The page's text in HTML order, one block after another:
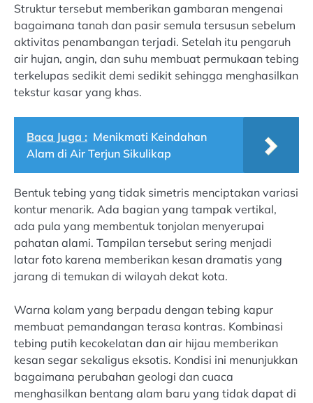
Struktur tersebut memberikan gambaran mengenai
bagaimana tanah dan pasir semula tersusun sebelum
aktivitas penambangan terjadi. Setelah itu pengaruh
air hujan, angin, dan suhu membuat permukaan tebing
terkelupas sedikit demi sedikit sehingga menghasilkan
tekstur kasar yang khas.
Baca Juga : Menikmati Keindahan
Alam di Air Terjun Sikulikap
Bentuk tebing yang tidak simetris menciptakan variasi
kontur menarik. Ada bagian yang tampak vertikal,
ada pula yang membentuk tonjolan menyerupai
pahatan alami. Tampilan tersebut sering menjadi
latar foto karena memberikan kesan dramatis yang
jarang di temukan di wilayah dekat kota.
Warna kolam yang berpadu dengan tebing kapur
membuat pemandangan terasa kontras. Kombinasi
tebing putih kecokelatan dan air hijau memberikan
kesan segar sekaligus eksotis. Kondisi ini menunjukkan
bagaimana perubahan geologi dan cuaca
menghasilkan bentang alam baru yang tidak dapat di